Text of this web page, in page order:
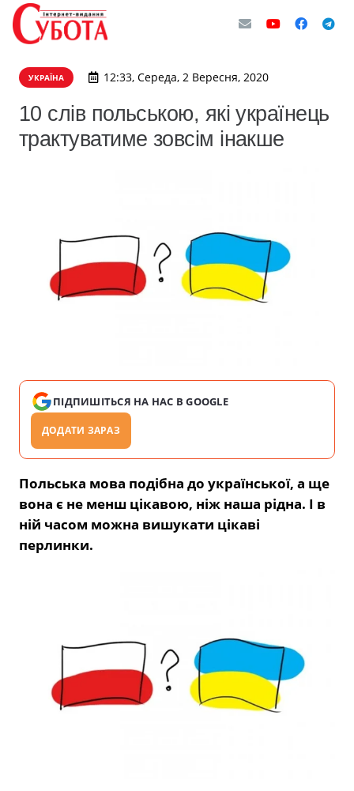
УКРАЇНА 12:33, Середа, 2 Вересня, 2020
10 слів польською, які українець
трактуватиме зовсім інакше
ПІДПИШІТЬСЯ НА НАС В GOOGLE
ДОДАТИ ЗАРАЗ
Польська мова подібна до української, а ще
вона є не менш цікавою, ніж наша рідна. І в
ній часом можна вишукати цікаві
перлинки.